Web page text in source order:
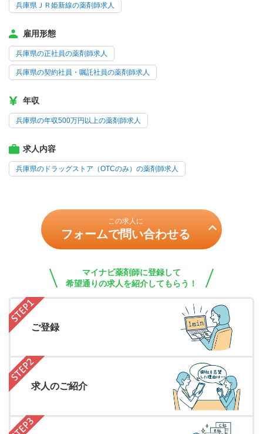
兵庫県ＪＲ姫新線の薬剤師求人
雇用形態
兵庫県の正社員の薬剤師求人
兵庫県の契約社員・嘱託社員の薬剤師求人
年収
兵庫県の年収500万円以上の薬剤師求人
求人内容
兵庫県のドラッグストア（OTCのみ）の薬剤師求人
この求人に
フォームで問い合わせる
マイナビ薬剤師に登録して
希望通りの求人を紹介してもらう！
ご登録
求人のご紹介